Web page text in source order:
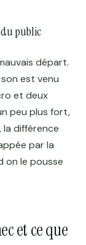
public
départ.
est venu
et deux
peu plus fort,
la différence
par la
on le pousse
et ce que